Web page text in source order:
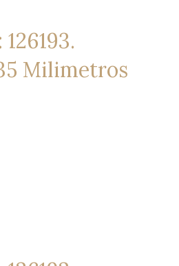
Milimetros